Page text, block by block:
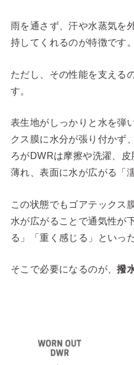
雨を通さず、汗や水蒸気を
持してくれるのが特徴です。
ただし、その性能を支える
す。
表生地がしっかりと水を弾
クス膜に水分が張り付かず
ろがDWRは摩擦や洗濯、
薄れ、表面に水が広がる「
この状態でもゴアテックス
水が広がることで通気性が
る」「重く感じる」といっ
そこで必要になるのが、撥